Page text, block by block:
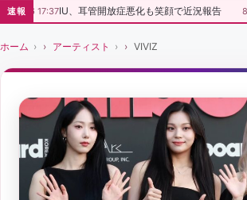
キ
ッ
プ
検
索
速報8/6 17:37IU、耳管開放症悪化も笑顔で近況報告
ホーム アーティスト VIVIZ